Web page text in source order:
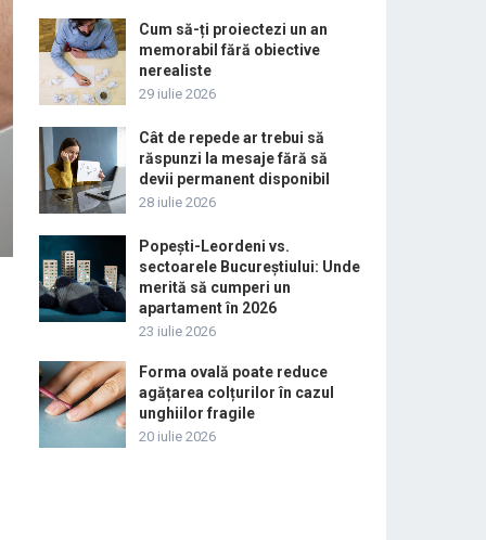
Cum să-ți proiectezi un an
memorabil fără obiective
nerealiste
29 iulie 2026
Cât de repede ar trebui să
răspunzi la mesaje fără să
devii permanent disponibil
28 iulie 2026
Popești-Leordeni vs.
sectoarele Bucureștiului: Unde
merită să cumperi un
apartament în 2026
23 iulie 2026
Forma ovală poate reduce
agățarea colțurilor în cazul
unghiilor fragile
20 iulie 2026